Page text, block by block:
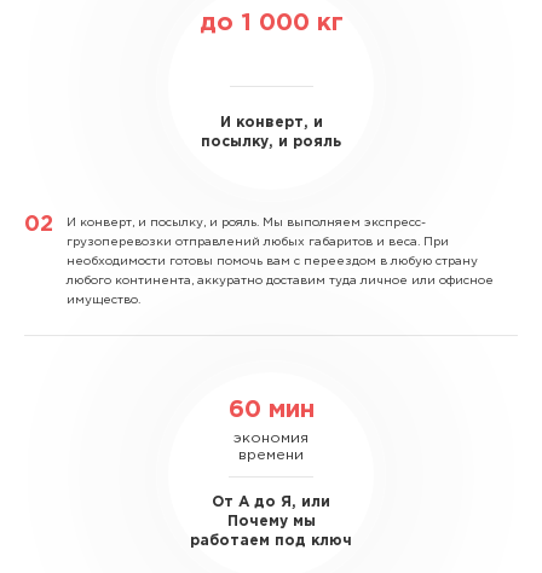
до 1 000 кг
И конверт, и
посылку, и рояль
И конверт, и посылку, и рояль. Мы выполняем экспресс-
грузоперевозки отправлений любых габаритов и веса. При
необходимости готовы помочь вам с переездом в любую страну
любого континента, аккуратно доставим туда личное или офисное
имущество.
60 мин
экономия
времени
От А до Я, или
Почему мы
работаем под ключ